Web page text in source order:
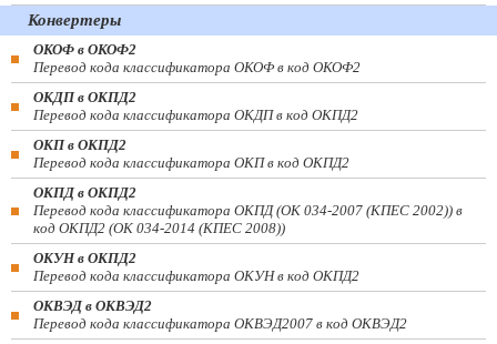
Конвертеры
ОКОФ в ОКОФ2
Перевод кода классификатора ОКОФ в код ОКОФ2
ОКДП в ОКПД2
Перевод кода классификатора ОКДП в код ОКПД2
ОКП в ОКПД2
Перевод кода классификатора ОКП в код ОКПД2
ОКПД в ОКПД2
Перевод кода классификатора ОКПД (ОК 034-2007 (КПЕС 2002)) в
код ОКПД2 (ОК 034-2014 (КПЕС 2008))
ОКУН в ОКПД2
Перевод кода классификатора ОКУН в код ОКПД2
ОКВЭД в ОКВЭД2
Перевод кода классификатора ОКВЭД2007 в код ОКВЭД2